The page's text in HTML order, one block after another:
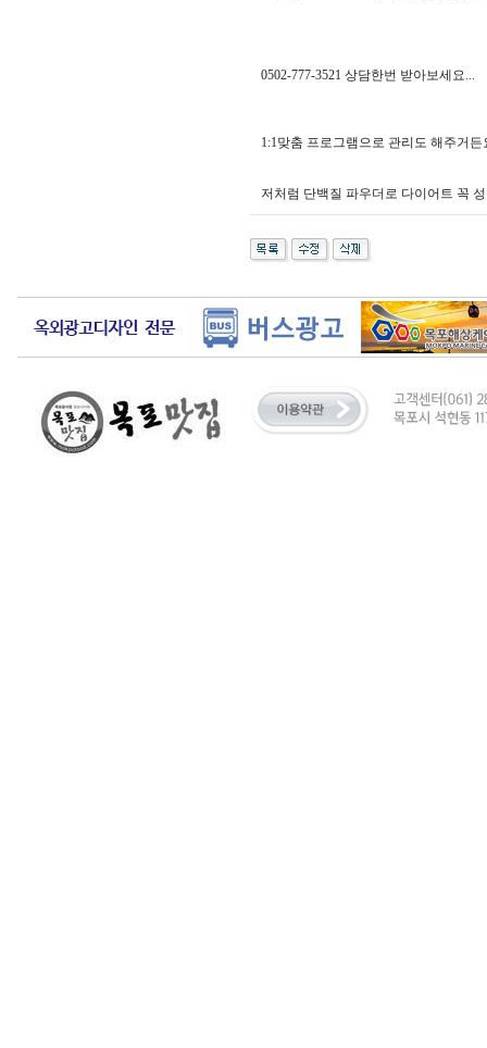
0502-777-3521 상담한번 받아보세요...
1:1맞춤 프로그램으로 관리도 해주거든
저처럼 단백질 파우더로 다이어트 꼭